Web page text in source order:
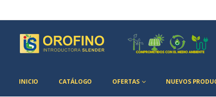
INICIO CATÁLOGO OFERTAS NUEVOS